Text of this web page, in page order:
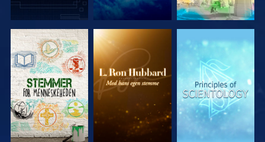
UDFORSK
SERIEN
UDFORSK
SERIEN
UDFORSK
SERIEN